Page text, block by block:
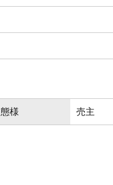
様 売主